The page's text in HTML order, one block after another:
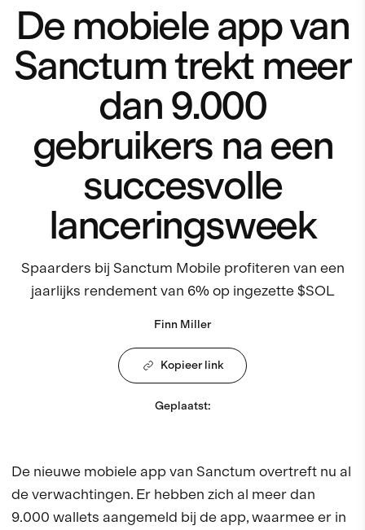
De mobiele app van
Sanctum trekt meer
dan 9.000
gebruikers na een
succesvolle
lanceringsweek
Spaarders bij Sanctum Mobile profiteren van een
jaarlijks rendement van 6% op ingezette $SOL
Finn Miller
Kopieer link
Geplaatst:
De nieuwe mobiele app van Sanctum overtreft nu al
de verwachtingen. Er hebben zich al meer dan
9.000 wallets aangemeld bij de app, waarmee er in